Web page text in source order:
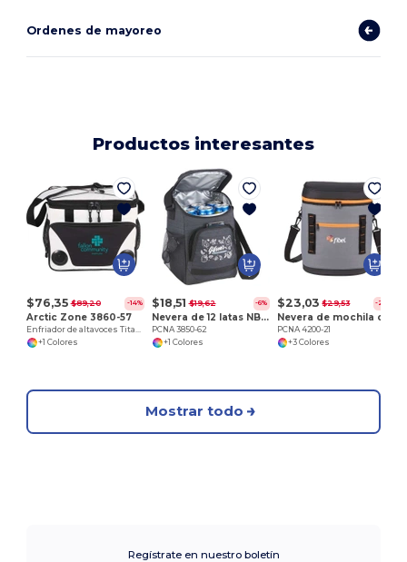
Ordenes de mayoreo
Productos interesantes
$76,35 $89,20 -14%
Arctic Zone 3860-57
+1 Colores
$18,51 $19,62 -6%
Nevera de 12 latas NBN Mayfair
PCNA 3850-62
+1 Colores
$23,03 $29,53 -22%
PCNA 4200-21
+3 Colores
Mostrar todo
Regístrate en nuestro boletín